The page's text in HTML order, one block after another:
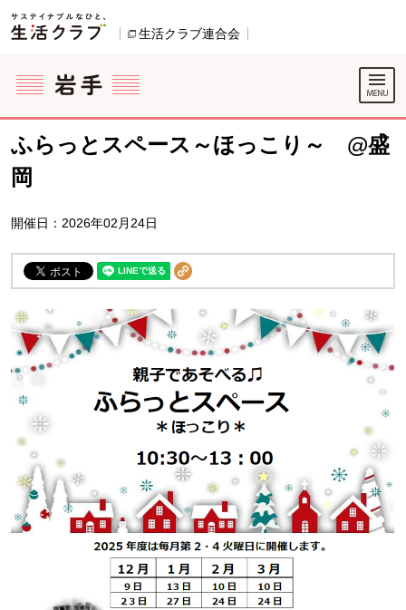
ページの先頭です。
生活クラブ連合会
ふらっとスペース～ほっこり～ @盛
岡
開催日：2026年02月24日